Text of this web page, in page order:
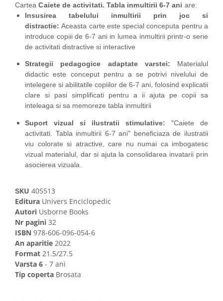
CarteaCaiete de activitati. Tabla inmultirii 6-7 ani are:
Insusirea tabelului inmultirii prin joc si
distractie: Aceasta carte este special conceputa pentru a
introduce copiii de 6-7 ani in lumea inmultirii printr-o serie
de activitati distractive si interactive
Strategii pedagogice adaptate varstei: Materialul
didactic este conceput pentru a se potrivi nivelului de
intelegere si abilitatile copiilor de 6-7 ani, folosind explicatii
clare si pasi simplificati pentru a ii ajuta pe copii sa
inteleaga si sa memoreze tabla inmultirii
Suport vizual si ilustratii stimulative: "Caiete de
activitati. Tabla inmultirii 6-7 ani" beneficiaza de ilustratii
viu colorate si atractive, care nu numai ca imbogatesc
vizual materialul, dar si ajuta la consolidarea invatarii prin
asocierea vizuala.
SKU 405513
Editura Univers Enciclopedic
Autori Usborne Books
Nr pagini 32
ISBN 978-606-096-054-6
An aparitie 2022
Format 21.5/27.5
Varsta 6 - 7 ani
Tip coperta Brosata